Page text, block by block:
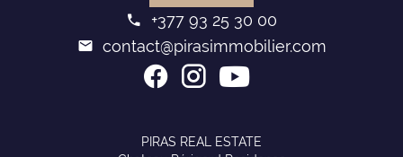
+377 93 25 30 00
contact@pirasimmobilier.com
PIRAS REAL ESTATE